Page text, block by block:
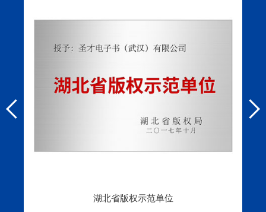
2017年 被授予“湖北省版权示范单位”
立“圣才电子书奖学金”
获得“高新技术企业”证书和国家三级等保备案
湖北省版权示范单位